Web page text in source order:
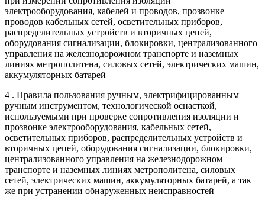
электрооборудования, кабелей и проводов, прозвонке
проводов кабельных сетей, осветительных приборов,
распределительных устройств и вторичных цепей,
оборудования сигнализации, блокировки, централизованного
управления на железнодорожном транспорте и наземных
линиях метрополитена, силовых сетей, электрических машин,
аккумуляторных батарей
4 . Правила пользования ручным, электрифицированным
ручным инструментом, технологической оснасткой,
используемыми при проверке сопротивления изоляции и
прозвонке электрооборудования, кабельных сетей,
осветительных приборов, распределительных устройств и
вторичных цепей, оборудования сигнализации, блокировки,
централизованного управления на железнодорожном
транспорте и наземных линиях метрополитена, силовых
сетей, электрических машин, аккумуляторных батарей, а так
же при устранении обнаруженных неисправностей